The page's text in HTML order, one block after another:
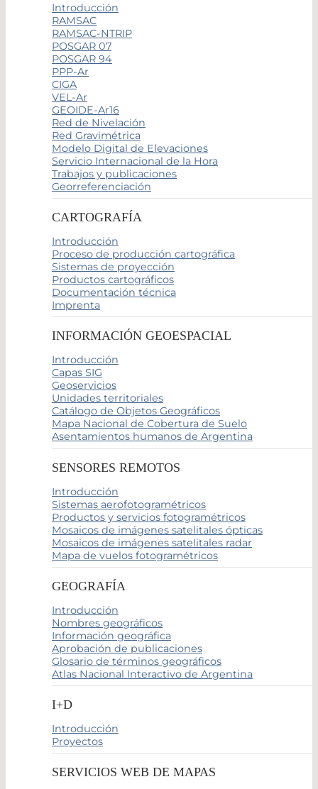
Introducción
RAMSAC
RAMSAC-NTRIP
POSGAR 07
POSGAR 94
PPP-Ar
CIGA
VEL-Ar
GEOIDE-Ar16
Red de Nivelación
Red Gravimétrica
Modelo Digital de Elevaciones
Servicio Internacional de la Hora
Trabajos y publicaciones
Georreferenciación
CARTOGRAFÍA
Introducción
Proceso de producción cartográfica
Sistemas de proyección
Productos cartográficos
Documentación técnica
Imprenta
INFORMACIÓN GEOESPACIAL
Introducción
Capas SIG
Geoservicios
Unidades territoriales
Catálogo de Objetos Geográficos
Mapa Nacional de Cobertura de Suelo
Asentamientos humanos de Argentina
SENSORES REMOTOS
Introducción
Sistemas aerofotogramétricos
Productos y servicios fotogramétricos
Mosaicos de imágenes satelitales ópticas
Mosaicos de imágenes satelitales radar
Mapa de vuelos fotogramétricos
GEOGRAFÍA
Introducción
Nombres geográficos
Información geográfica
Aprobación de publicaciones
Glosario de términos geográficos
Atlas Nacional Interactivo de Argentina
I+D
Introducción
Proyectos
SERVICIOS WEB DE MAPAS